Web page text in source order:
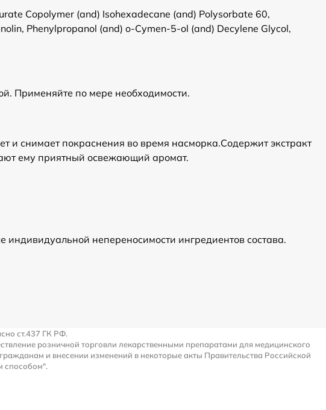
Сopolymer (and) Isohexadecane (and) Polysorbate 60,
Phenylpropanol (and) o-Cymen-5-ol (and) Decylene Glycol,
Применяйте по мере необходимости.
и снимает покраснения во время насморка.Содержит экстракт
ему приятный освежающий аромат.
непереносимости ингредиентов состава.
ст.437 ГК РФ.
розничной торговли лекарственными препаратами для медицинского
и внесении изменений в некоторые акты Правительства Российской
способом".